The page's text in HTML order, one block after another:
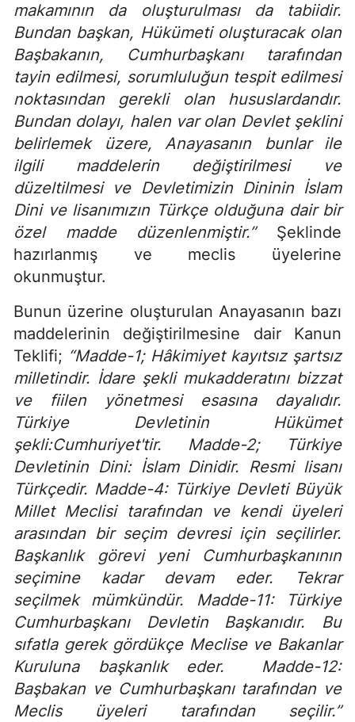
makamının da oluşturulması da tabiidir.
Bundan başkan, Hükümeti oluşturacak olan
Başbakanın, Cumhurbaşkanı tarafından
tayin edilmesi, sorumluluğun tespit edilmesi
noktasından gerekli olan hususlardandır.
Bundan dolayı, halen var olan Devlet şeklini
belirlemek üzere, Anayasanın bunlar ile
ilgili maddelerin değiştirilmesi ve
düzeltilmesi ve Devletimizin Dininin İslam
Dini ve lisanımızın Türkçe olduğuna dair bir
özel madde düzenlenmiştir.”Şeklinde
hazırlanmış ve meclis üyelerine
okunmuştur.
Bunun üzerine oluşturulan Anayasanın bazı
maddelerinin değiştirilmesine dair Kanun
Teklifi; “Madde-1; Hâkimiyet kayıtsız şartsız
milletindir. İdare şekli mukadderatını bizzat
ve fiilen yönetmesi esasına dayalıdır.
Türkiye Devletinin Hükümet
şekli:Cumhuriyet'tir. Madde-2; Türkiye
Devletinin Dini: İslam Dinidir. Resmi lisanı
Türkçedir. Madde-4: Türkiye Devleti Büyük
Millet Meclisi tarafından ve kendi üyeleri
arasından bir seçim devresi için seçilirler.
Başkanlık görevi yeni Cumhurbaşkanının
seçimine kadar devam eder. Tekrar
seçilmek mümkündür. Madde-11: Türkiye
Cumhurbaşkanı Devletin Başkanıdır. Bu
sıfatla gerek gördükçe Meclise ve Bakanlar
Kuruluna başkanlık eder. Madde-12:
Başbakan ve Cumhurbaşkanı tarafından ve
Meclis üyeleri tarafından seçilir.”